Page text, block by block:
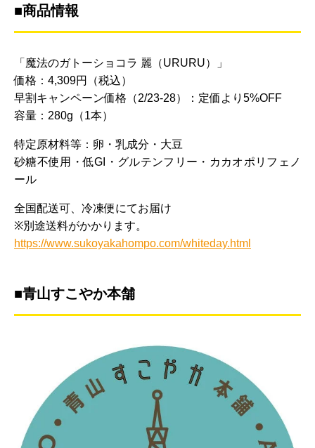
■商品情報
「魔法のガトーショコラ 麗（URURU）」
価格：4,309円（税込）
早割キャンペーン価格（2/23-28）：定価より5%OFF
容量：280g（1本）
特定原材料等：卵・乳成分・大豆
砂糖不使用・低GI・グルテンフリー・カカオポリフェノ
ール
全国配送可、冷凍便にてお届け
※別途送料がかかります。
https://www.sukoyakahompo.com/whiteday.html
■青山すこやか本舗